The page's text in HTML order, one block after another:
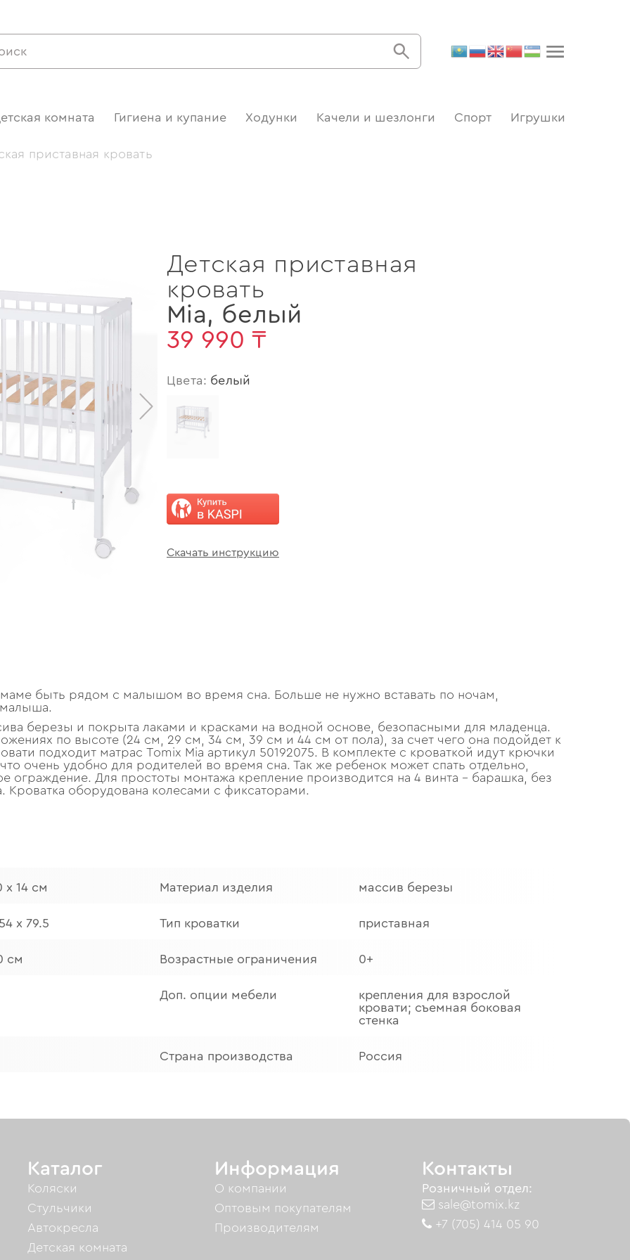
комната Гигиена и купание Ходунки Качели и шезлонги Спорт Игрушки
приставная кровать
Детская приставная
кровать
Mia, белый
39 990 ₸
Цвета: белый
Скачать инструкцию
быть рядом с малышом во время сна. Больше не нужно вставать по ночам,
малыша.
березы и покрыта лаками и красками на водной основе, безопасными для младенца.
по высоте (24 см, 29 см, 34 см, 39 см и 44 см от пола), за счет чего она подойдет к
подходит матрас Tomix Mia артикул 50192075. В комплекте с кроваткой идут крючки
очень удобно для родителей во время сна. Так же ребенок может спать отдельно,
ограждение. Для простоты монтажа крепление производится на 4 винта – барашка, без
Кроватка оборудована колесами с фиксаторами.
х 14 см Материал изделия массив березы
х 79.5 Тип кроватки приставная
см Возрастные ограничения 0+
Доп. опции мебели
крепления для взрослой
кровати; съемная боковая
стенка
Страна производства Россия
Каталог
Коляски
Стульчики
Автокресла
Детская комната
Информация
О компании
Оптовым покупателям
Производителям
Контакты
Розничный отдел:
sale@tomix.kz
+7 (705) 414 05 90